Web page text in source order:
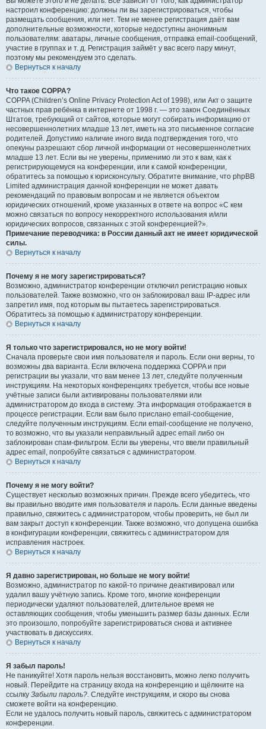
настроил конференцию: должны ли вы зарегистрироваться, чтобы
размещать сообщения, или нет. Тем не менее регистрация даёт вам
дополнительные возможности, которые недоступны анонимным
пользователям: аватары, личные сообщения, отправка email-сообщений,
участие в группах и т. д. Регистрация займёт у вас всего пару минут,
поэтому мы рекомендуем это сделать.
Вернуться к началу
Что такое COPPA?
COPPA (Children’s Online Privacy Protection Act of 1998), или Акт о защите
частных прав ребёнка в интернете от 1998 г. — это закон Соединённых
Штатов, требующий от сайтов, которые могут собирать информацию от
несовершеннолетних младше 13 лет, иметь на это письменное согласие
родителей. Допустимо наличие иного вида подтверждения того, что
опекуны разрешают сбор личной информации от несовершеннолетних
младше 13 лет. Если вы не уверены, применимо ли это к вам, как к
регистрирующемуся на конференции, или к самой конференции,
обратитесь за помощью к юрисконсульту. Обратите внимание, что phpBB
Limited администрация данной конференции не может давать
рекомендаций по правовым вопросам и не является объектом
юридических отношений, кроме указанных в ответе на вопрос «С кем
можно связаться по вопросу некорректного использования и/или
юридических вопросов, связанных с этой конференцией?».
Примечание переводчика: в России данный акт не имеет юридической
силы.
Вернуться к началу
Почему я не могу зарегистрироваться?
Возможно, администратор конференции отключил регистрацию новых
пользователей. Также возможно, что он заблокировал ваш IP-адрес или
запретил имя, под которым вы пытаетесь зарегистрироваться.
Обратитесь за помощью к администратору конференции.
Вернуться к началу
Я только что зарегистрировался, но не могу войти!
Сначала проверьте свои имя пользователя и пароль. Если они верны, то
возможны два варианта. Если включена поддержка COPPA и при
регистрации вы указали, что вам менее 13 лет, следуйте полученным
инструкциям. На некоторых конференциях требуется, чтобы все новые
учётные записи были активированы пользователями или
администратором до входа в систему. Эта информация отображается в
процессе регистрации. Если вам было прислано email-сообщение,
следуйте полученным инструкциям. Если email-сообщение не получено,
то возможно, что вы указали неправильный адрес email либо он
заблокирован спам-фильтром. Если вы уверены, что ввели правильный
адрес email, попробуйте связаться с администратором.
Вернуться к началу
Почему я не могу войти?
Существует несколько возможных причин. Прежде всего убедитесь, что
вы правильно вводите имя пользователя и пароль. Если данные введены
правильно, свяжитесь с администратором, чтобы проверить, не был ли
вам закрыт доступ к конференции. Также возможно, что допущена ошибка
в конфигурации конференции, свяжитесь с администратором для
исправления настроек.
Вернуться к началу
Я давно зарегистрирован, но больше не могу войти!
Возможно, администратор по какой-то причине деактивировал или
удалил вашу учётную запись. Кроме того, многие конференции
периодически удаляют пользователей, длительное время не
оставляющих сообщения, чтобы уменьшить размер базы данных. Если
это произошло, попробуйте зарегистрироваться снова и активнее
участвовать в дискуссиях.
Вернуться к началу
Я забыл пароль!
Не паникуйте! Хотя пароль нельзя восстановить, можно легко получить
новый. Перейдите на страницу входа на конференцию и щёлкните на
ссылку Забыли пароль?. Следуйте инструкциям, и скоро вы снова
сможете войти на конференцию.
Если не удалось получить новый пароль, свяжитесь с администратором
конференции.